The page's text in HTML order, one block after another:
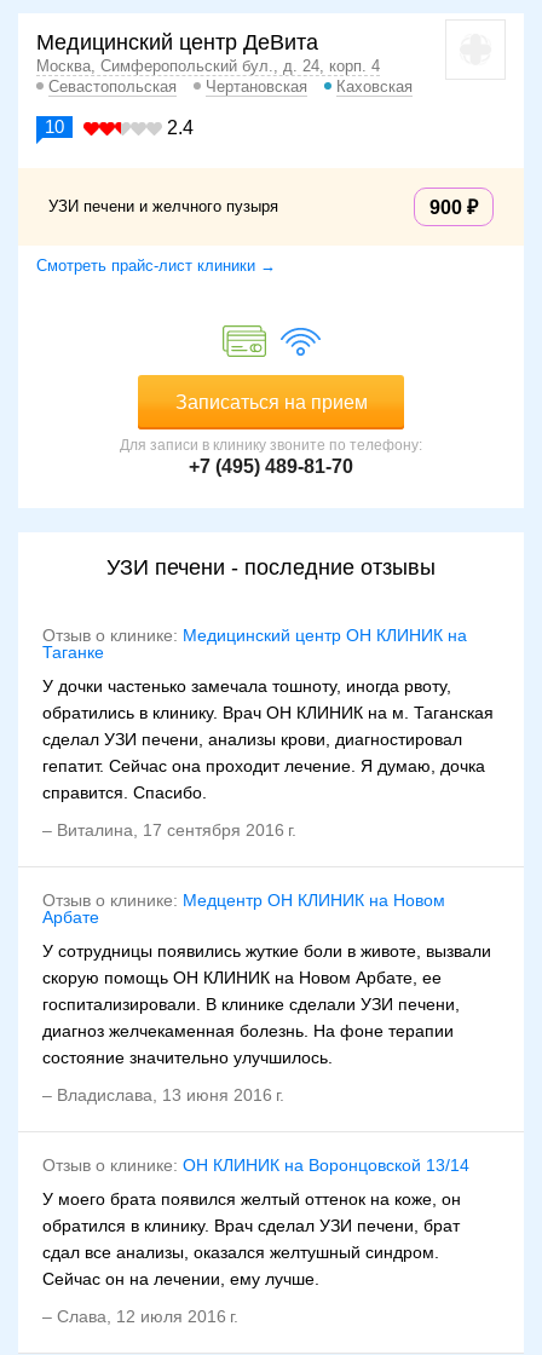
Медицинский центр ДеВита
Москва, Симферопольский бул., д. 24, корп. 4
Севастопольская
Чертановская Каховская
10 2.4
УЗИ печени и желчного пузыря 900
Смотреть прайс-лист клиники →
Записаться на прием
Для записи в клинику звоните по телефону:
+7 (495) 489-81-70
УЗИ печени - последние отзывы
Отзыв о клинике: Медицинский центр ОН КЛИНИК на
Таганке
У дочки частенько замечала тошноту, иногда рвоту,
обратились в клинику. Врач ОН КЛИНИК на м. Таганская
сделал УЗИ печени, анализы крови, диагностировал
гепатит. Сейчас она проходит лечение. Я думаю, дочка
справится. Спасибо.
– Виталина, 17 сентября 2016 г.
Отзыв о клинике: Медцентр ОН КЛИНИК на Новом
Арбате
У сотрудницы появились жуткие боли в животе, вызвали
скорую помощь ОН КЛИНИК на Новом Арбате, ее
госпитализировали. В клинике сделали УЗИ печени,
диагноз желчекаменная болезнь. На фоне терапии
состояние значительно улучшилось.
– Владислава, 13 июня 2016 г.
Отзыв о клинике: ОН КЛИНИК на Воронцовской 13/14
У моего брата появился желтый оттенок на коже, он
обратился в клинику. Врач сделал УЗИ печени, брат
сдал все анализы, оказался желтушный синдром.
Сейчас он на лечении, ему лучше.
– Слава, 12 июля 2016 г.